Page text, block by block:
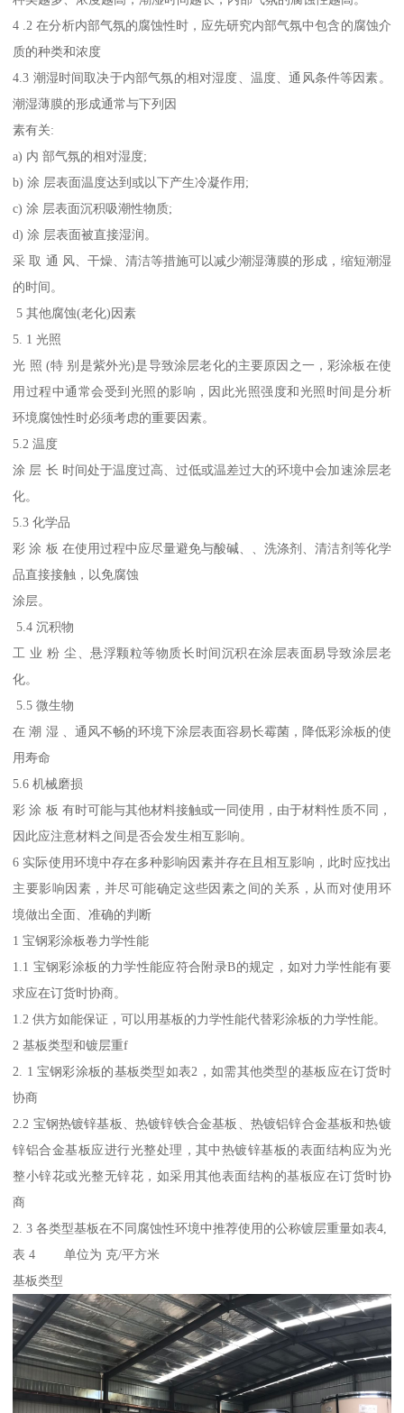
4 .2 在分析内部气氛的腐蚀性时，应先研究内部气氛中包含的腐蚀介
质的种类和浓度
4.3 潮湿时间取决于内部气氛的相对湿度、温度、通风条件等因素。
潮湿薄膜的形成通常与下列因
素有关:
a) 内 部气氛的相对湿度;
b) 涂 层表面温度达到或以下产生冷凝作用;
c) 涂 层表面沉积吸潮性物质;
d) 涂 层表面被直接湿润。
采 取 通 风、干燥、清洁等措施可以减少潮湿薄膜的形成，缩短潮湿
的时间。
5 其他腐蚀(老化)因素
5. 1 光照
光 照 (特 别是紫外光)是导致涂层老化的主要原因之一，彩涂板在使
用过程中通常会受到光照的影响，因此光照强度和光照时间是分析
环境腐蚀性时必须考虑的重要因素。
5.2 温度
涂 层 长 时间处于温度过高、过低或温差过大的环境中会加速涂层老
化。
5.3 化学品
彩 涂 板 在使用过程中应尽量避免与酸碱、、洗涤剂、清洁剂等化学
品直接接触，以免腐蚀
涂层。
5.4 沉积物
工 业 粉 尘、悬浮颗粒等物质长时间沉积在涂层表面易导致涂层老
化。
5.5 微生物
在 潮 湿 、通风不畅的环境下涂层表面容易长霉菌，降低彩涂板的使
用寿命
5.6 机械磨损
彩 涂 板 有时可能与其他材料接触或一同使用，由于材料性质不同，
因此应注意材料之间是否会发生相互影响。
6 实际使用环境中存在多种影响因素并存在且相互影响，此时应找出
主要影响因素，并尽可能确定这些因素之间的关系，从而对使用环
境做出全面、准确的判断
1 宝钢彩涂板卷力学性能
1.1 宝钢彩涂板的力学性能应符合附录B的规定，如对力学性能有要
求应在订货时协商。
1.2 供方如能保证，可以用基板的力学性能代替彩涂板的力学性能。
2 基板类型和镀层重f
2. 1 宝钢彩涂板的基板类型如表2，如需其他类型的基板应在订货时
协商
2.2 宝钢热镀锌基板、热镀锌铁合金基板、热镀铝锌合金基板和热镀
锌铝合金基板应进行光整处理，其中热镀锌基板的表面结构应为光
整小锌花或光整无锌花，如采用其他表面结构的基板应在订货时协
商
2. 3 各类型基板在不同腐蚀性环境中推荐使用的公称镀层重量如表4,
表 4 单位为 克/平方米
基板类型